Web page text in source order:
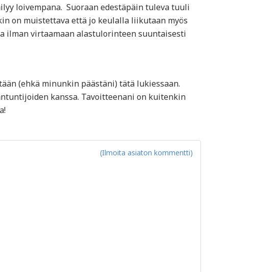
loivempana. Suoraan edestäpäin tuleva tuuli
on muistettava että jo keulalla liikutaan myös
ilman virtaamaan alastulorinteen suuntaisesti
(ehkä minunkin päästäni) tätä lukiessaan.
kanssa. Tavoitteenani on kuitenkin
(Ilmoita asiaton kommentti)